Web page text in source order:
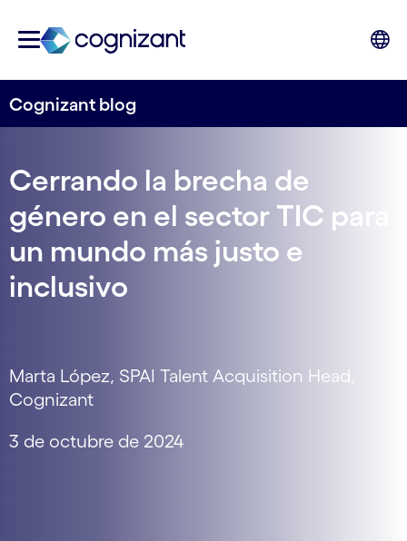
Cognizant blog
Cerrando la brecha de
género en el sector TIC para
un mundo más justo e
inclusivo
Marta López, SPAI Talent Acquisition Head,
Cognizant
3 de octubre de 2024